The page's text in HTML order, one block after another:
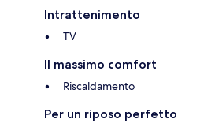
Intrattenimento
TV
Il massimo comfort
Riscaldamento
Per un riposo perfetto